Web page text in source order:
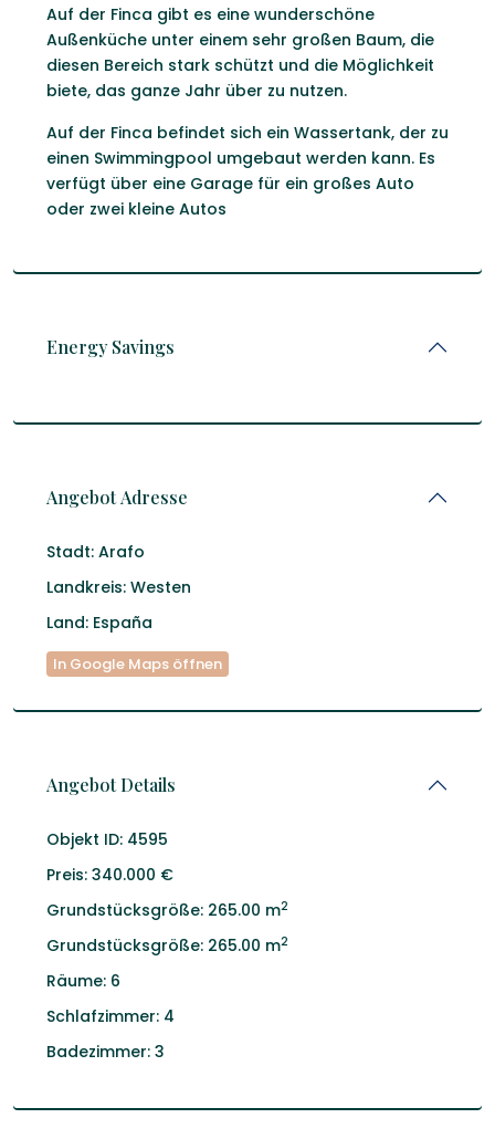
Auf der Finca ​​gibt es eine wunderschöne
Außenküche unter einem sehr großen Baum, die
diesen Bereich stark schützt und die Möglichkeit
biete, das ganze Jahr über zu nutzen.
Auf der Finca ​​befindet sich ein Wassertank, der zu
einen Swimmingpool umgebaut werden kann. Es
verfügt über eine Garage für ein großes Auto
oder zwei kleine Autos
Energy Savings
Angebot Adresse
Stadt: Arafo
Landkreis: Westen
Land: España
In Google Maps öffnen
Angebot Details
Objekt ID: 4595
Preis: 340.000 €
Grundstücksgröße: 265.00 m2
Grundstücksgröße: 265.00 m2
Räume: 6
Schlafzimmer: 4
Badezimmer: 3